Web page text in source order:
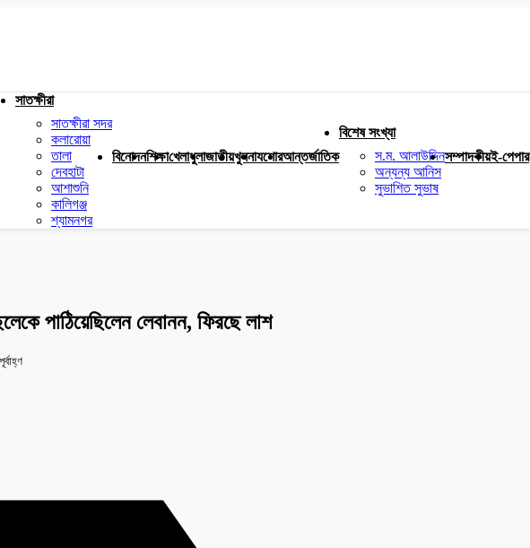
সাতক্ষীরা
সাতক্ষীরা সদর
কলারোয়া
তালা
দেবহাটা
আশাশুনি
কালিগঞ্জ
শ্যামনগর
বিনোদনশিক্ষাখেলাধুলাজাতীয়খুলনাযশোরআন্তর্জাতিক
বিশেষ সংখ্যা
স.ম. আলাউদ্দিন
অন্যন্য আনিস
সুভাশিত সুভাষ
সম্পাদকীয়ই-পেপার
পাঠিয়েছিলেন লেবানন, ফিরছে লাশ